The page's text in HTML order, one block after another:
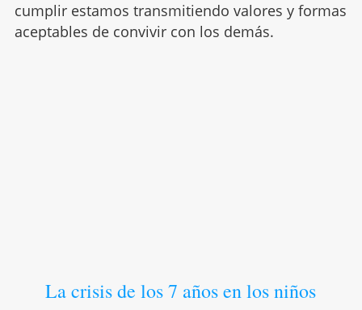
cumplir estamos transmitiendo valores y formas
aceptables de convivir con los demás.
La crisis de los 7 años en los niños